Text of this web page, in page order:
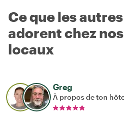
Ce que les
adorent chez
locaux
Greg
À propos de ton